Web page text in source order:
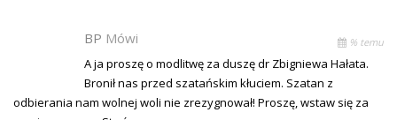
BP Mówi % temu
A ja proszę o modlitwę za duszę dr Zbigniewa Hałata.
Bronił nas przed szatańskim kłuciem. Szatan z
odbierania nam wolnej woli nie zrezygnował! Proszę, wstaw się za